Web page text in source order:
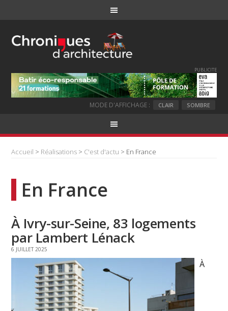
PUBLICITE
MODE D'AFFICHAGE : CLAIR SOMBRE
Accueil > Réalisations > C'est d'actu > En France
En France
À Ivry-sur-Seine, 83 logements
par Lambert Lénack
6 JUILLET 2025
À